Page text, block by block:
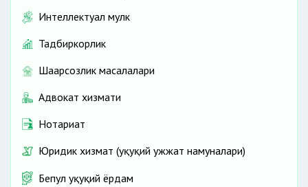
Интеллектуал мулк
Тадбиркорлик
Шаҳарсозлик масалалари
Адвокат хизмати
Нотариат
Юридик хизмат (ҳуқуқий ҳужжат намуналари)
Бепул ҳуқуқий ёрдам